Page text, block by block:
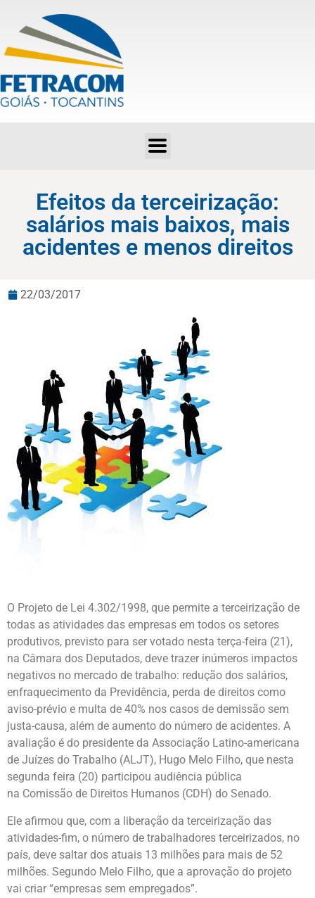
Efeitos da terceirização:
salários mais baixos, mais
acidentes e menos direitos
22/03/2017
O Projeto de Lei 4.302/1998, que permite a terceirização de
todas as atividades das empresas em todos os setores
produtivos, previsto para ser votado nesta terça-feira (21),
na Câmara dos Deputados, deve trazer inúmeros impactos
negativos no mercado de trabalho: redução dos salários,
enfraquecimento da Previdência, perda de direitos como
aviso-prévio e multa de 40% nos casos de demissão sem
justa-causa, além de aumento do número de acidentes. A
avaliação é do presidente da Associação Latino-americana
de Juízes do Trabalho (ALJT), Hugo Melo Filho, que nesta
segunda feira (20) participou audiência pública
na Comissão de Direitos Humanos (CDH) do Senado.
Ele afirmou que, com a liberação da terceirização das
atividades-fim, o número de trabalhadores terceirizados, no
país, deve saltar dos atuais 13 milhões para mais de 52
milhões. Segundo Melo Filho, que a aprovação do projeto
vai criar “empresas sem empregados”.